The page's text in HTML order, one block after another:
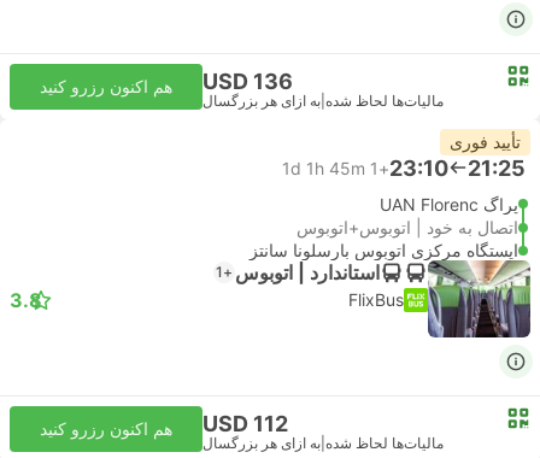
USD 136
مالیات‌ها لحاظ شده به ازای هر بزرگسال
هم اکنون رزرو کنید
تأیید فوری
21:25
23:10
+1
1d 1h 45m
پراگ UAN Florenc
اتصال به خود | اتوبوس+اتوبوس
ایستگاه مرکزی اتوبوس بارسلونا سانتز
استاندارد | اتوبوس +1
FlixBus
3.8
USD 112
مالیات‌ها لحاظ شده به ازای هر بزرگسال
هم اکنون رزرو کنید